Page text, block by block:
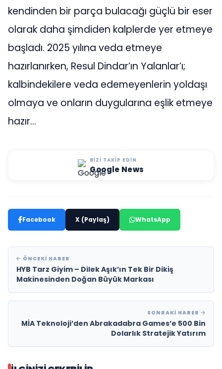
kendinden bir parça bulacağı güçlü bir eser
olarak daha şimdiden kalplerde yer etmeye
başladı. 2025 yılına veda etmeye
hazırlanırken, Resul Dindar’ın Yalanlar’ı;
kalbindekilere veda edemeyenlerin yoldaşı
olmaya ve onların duygularına eşlik etmeye
hazır…
BIZI TAKIP EDIN
Google News
Facebook X (Paylaş) WhatsApp
ÖNCEKI HABER
HYB Tarz Giyim – Dilek Aşık’ın Tek Bir Dikiş
Makinesinden Doğan Büyük Markası
SONRAKI HABER
MİA Teknoloji’den Abrakadabra Games’e 500 Bin
Dolarlık Stratejik Yatırım